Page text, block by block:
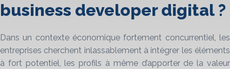
business developer digital ?
Dans un contexte économique fortement concurrentiel, les
entreprises cherchent inlassablement à intégrer les éléments
à fort potentiel, les profils à même d’apporter de la valeur